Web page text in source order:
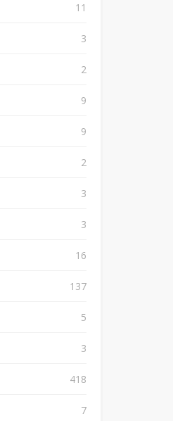
11
3
2
9
9
2
3
3
16
137
5
3
418
7